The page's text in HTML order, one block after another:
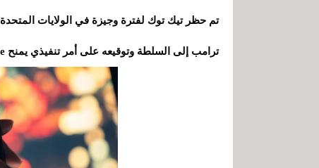
تم حظر تيك توك لفترة وجيزة في الولايات المتحدة
ترامب إلى السلطة وتوقيعه على أمر تنفيذي يمنح ByteDance الوقت الكافي للعثور على مشتري جديد.